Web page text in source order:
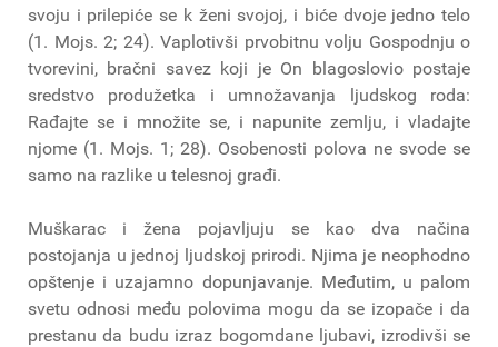
svoju i prilepiće se k ženi svojoj, i biće dvoje jedno telo
(1. Mojs. 2; 24). Vaplotivši prvobitnu volju Gospodnju o
tvorevini, bračni savez koji je On blagoslovio postaje
sredstvo produžetka i umnožavanja ljudskog roda:
Rađajte se i množite se, i napunite zemlju, i vladajte
njome (1. Mojs. 1; 28). Osobenosti polova ne svode se
samo na razlike u telesnoj građi.
Muškarac i žena pojavljuju se kao dva načina
postojanja u jednoj ljudskoj prirodi. Njima je neophodno
opštenje i uzajamno dopunjavanje. Međutim, u palom
svetu odnosi među polovima mogu da se izopače i da
prestanu da budu izraz bogomdane ljubavi, izrodivši se